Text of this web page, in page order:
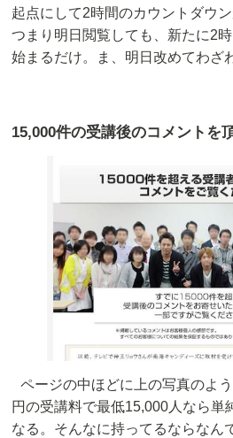
起点にして2時間のカウントダウ
つまり明日閲覧しても、新たに2
始まるだけ。ま、明日改めてわざ
15,000件の受講後のコメントを
ページの中ほどに上の写真のよ
円の受講料で最低15,000人なら単
なる。そんなに持ってるならなん